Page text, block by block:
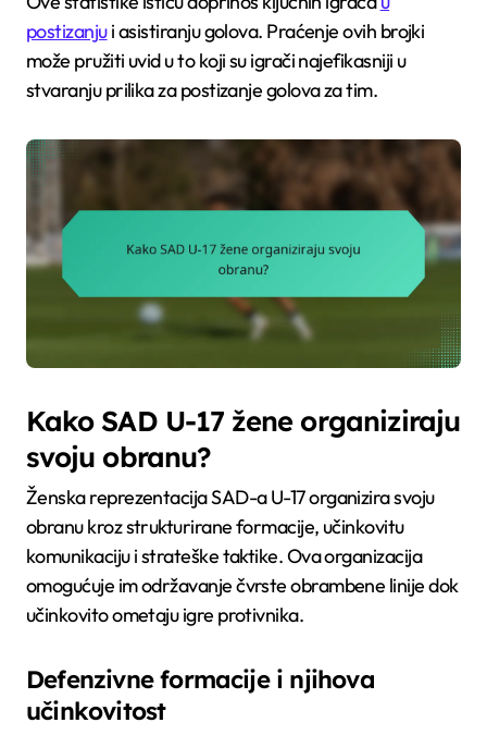
postizanjui asistiranju golova. Praćenje ovih brojki
može pružiti uvid u to koji su igrači najefikasniji u
stvaranju prilika za postizanje golova za tim.
Kako SAD U-17 žene organiziraju
svoju obranu?
Ženska reprezentacija SAD-a U-17 organizira svoju
obranu kroz strukturirane formacije, učinkovitu
komunikaciju i strateške taktike. Ova organizacija
omogućuje im održavanje čvrste obrambene linije dok
učinkovito ometaju igre protivnika.
Defenzivne formacije i njihova
učinkovitost